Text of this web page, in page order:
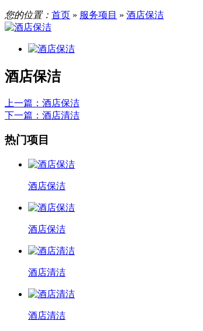
您的位置： 首页 » 服务项目 » 酒店保洁
酒店保洁
上一篇 ：酒店保洁
下一篇 ：酒店清洁
热门项目
酒店保洁
酒店保洁
酒店清洁
酒店清洁